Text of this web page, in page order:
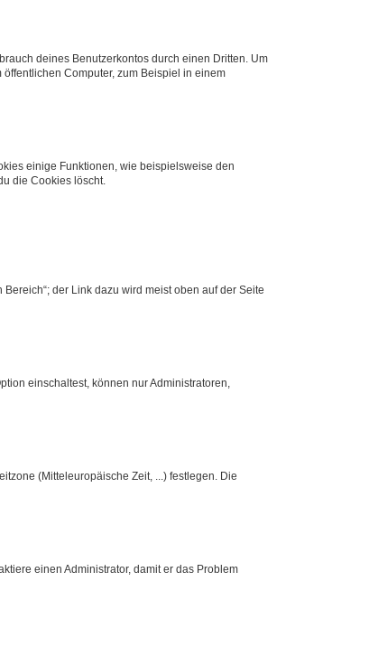
deines Benutzerkontos durch einen Dritten. Um
Computer, zum Beispiel in einem
einige Funktionen, wie beispielsweise den
die Cookies löscht.
der Link dazu wird meist oben auf der Seite
einschaltest, können nur Administratoren,
(Mitteleuropäische Zeit, ...) festlegen. Die
einen Administrator, damit er das Problem